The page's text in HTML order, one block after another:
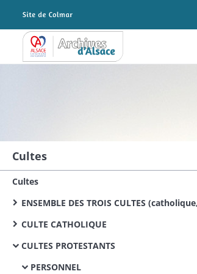
Archives Alsace - Colmar
Cultes
Cultes
ENSEMBLE DES TROIS CULTES (catholique,
CULTE CATHOLIQUE
CULTES PROTESTANTS
PERSONNEL